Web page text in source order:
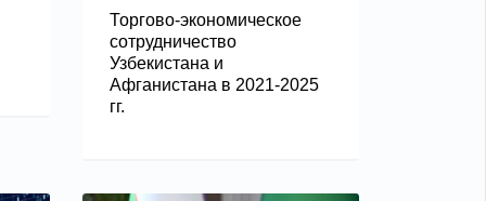
Торгово-экономическое
сотрудничество
Узбекистана и
Афганистана в 2021-2025
гг.